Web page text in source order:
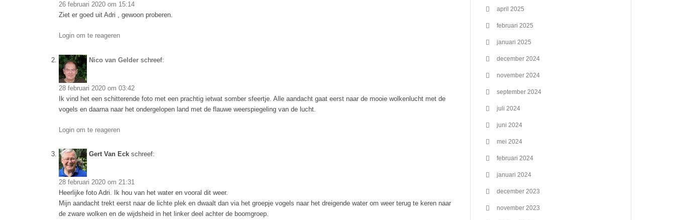
26 februari 2020 om 15:14
Ziet er goed uit Adri , gewoon proberen.
Login om te reageren
Nico van Gelder schreef:
28 februari 2020 om 03:42
Ik vind het een schitterende foto met een prachtig ietwat somber sfeertje. Alle aandacht gaat eerst naar de mooie wolkenlucht met de
vogels en daarna naar het ondergelopen land met de flauwe weerspiegeling van de lucht.
Login om te reageren
Gert Van Eck schreef:
28 februari 2020 om 21:31
Heerlijke foto Adri. Ik hou van het water en vooral dit weer.
Mijn aandacht trekt eerst naar de lichte plek en dwaalt dan via het groepje vogels naar het dreigende water om weer terug te keren naar
de zware wolken en de wijdsheid in het linker deel achter de boomgroep.
april 2025
februari 2025
januari 2025
december 2024
november 2024
september 2024
juli 2024
juni 2024
mei 2024
februari 2024
januari 2024
december 2023
november 2023